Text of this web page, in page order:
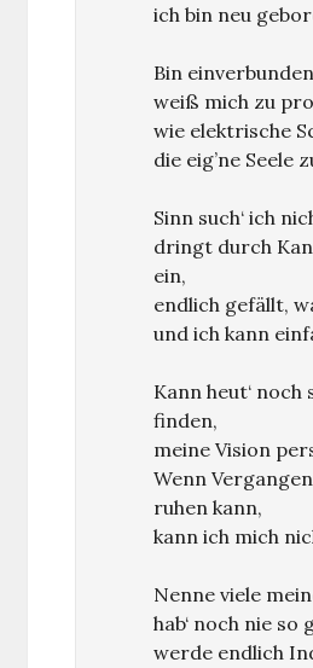
ich bin neu
Bin
weiß mich zu
wie elektrische
die eig’ne Seele
Sinn such‘ ich
dringt durch
ein,
endlich gefällt,
und ich kann
Kann heut‘ noch
finden,
meine Vision
Wenn
ruhen kann,
kann ich mich
Nenne viele
hab‘ noch nie so
werde endlich